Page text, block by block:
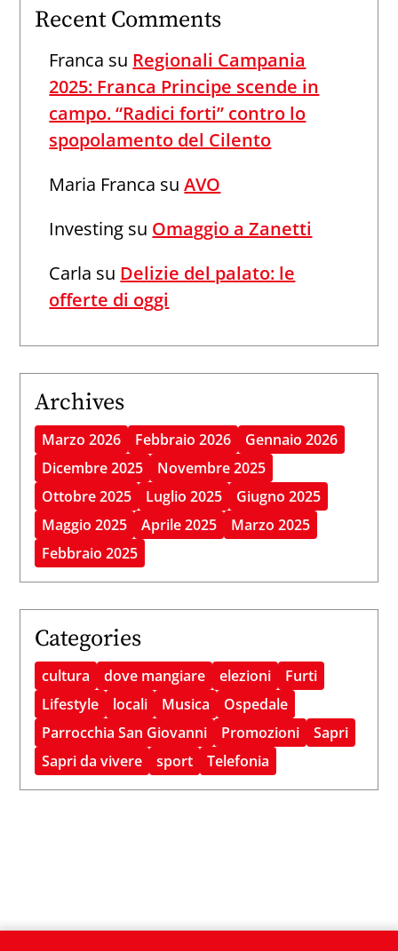
Recent Comments
Franca su Regionali Campania
2025: Franca Principe scende in
campo. “Radici forti” contro lo
spopolamento del Cilento
Maria Franca suAVO
Investing su Omaggio a Zanetti
Carla su Delizie del palato: le
offerte di oggi
Archives
Marzo 2026 Febbraio 2026
Gennaio 2026
Dicembre 2025
Novembre 2025
Ottobre 2025
Luglio 2025
Giugno 2025
Maggio 2025
Aprile 2025
Marzo 2025
Febbraio 2025
Categories
cultura dove mangiare elezioni
Furti
Lifestyle
locali Musica
Ospedale
Parrocchia San Giovanni
Promozioni
Sapri
Sapri da vivere
sport Telefonia